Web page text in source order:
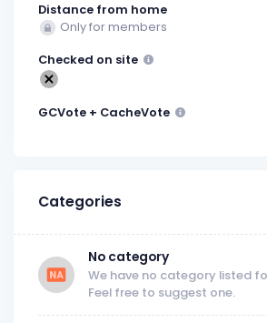
Distance from home
Only for members
Checked on site
GCVote + CacheVote
Categories
No category
We have no category listed
Feel free to suggest one.